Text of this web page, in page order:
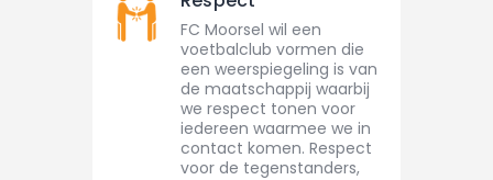
FC Moorsel wil een
voetbalclub vormen die
een weerspiegeling is van
de maatschappij waarbij
we respect tonen voor
iedereen waarmee we in
contact komen. Respect
voor de tegenstanders,